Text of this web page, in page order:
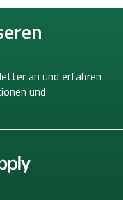
an und erfahren
und